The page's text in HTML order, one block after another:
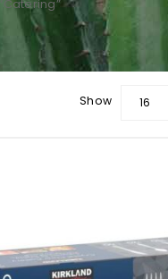
de correo electrónico*
Show 16